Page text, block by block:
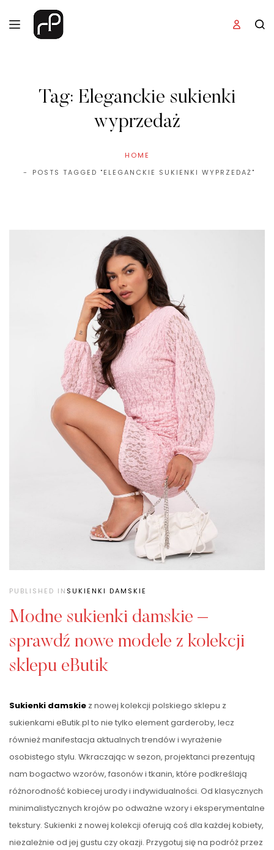
Tag: Eleganckie sukienki
wyprzedaż
HOME
POSTS TAGGED "ELEGANCKIE SUKIENKI WYPRZEDAŻ"
PUBLISHED IN SUKIENKI DAMSKIE
Modne sukienki damskie –
sprawdź nowe modele z kolekcji
sklepu eButik
Sukienki damskie z nowej kolekcji polskiego sklepu z
sukienkami eButik.pl to nie tylko element garderoby, lecz
również manifestacja aktualnych trendów i wyrażenie
osobistego stylu. Wkraczając w sezon, projektanci prezentują
nam bogactwo wzorów, fasonów i tkanin, które podkreślają
różnorodność kobiecej urody i indywidualności. Od klasycznych
minimalistycznych krojów po odważne wzory i eksperymentalne
tekstury. Sukienki z nowej kolekcji oferują coś dla każdej kobiety,
niezależnie od jej gustu czy okazji. Przygotuj się na podróż przez